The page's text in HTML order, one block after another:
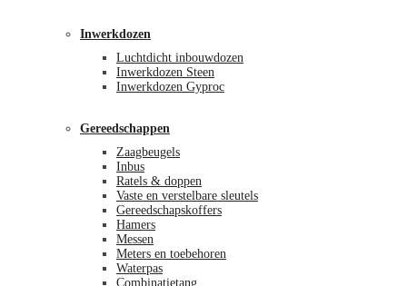
Inwerkdozen
Luchtdicht inbouwdozen
Inwerkdozen Steen
Inwerkdozen Gyproc
Gereedschappen
Zaagbeugels
Inbus
Ratels & doppen
Vaste en verstelbare sleutels
Gereedschapskoffers
Hamers
Messen
Meters en toebehoren
Waterpas
Combinatietang